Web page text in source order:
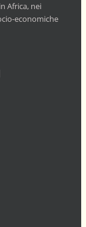
Africa, nei
economiche